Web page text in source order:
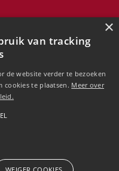
×
van tracking
de website verder te bezoeken
cookies te plaatsen. Meer over